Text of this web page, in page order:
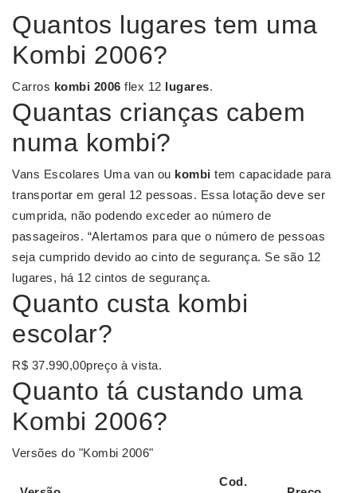
Quantos lugares tem uma
Kombi 2006?
Carros kombi 2006 flex 12 lugares.
Quantas crianças cabem
numa kombi?
Vans Escolares Uma van ou kombi tem capacidade para
transportar em geral 12 pessoas. Essa lotação deve ser
cumprida, não podendo exceder ao número de
passageiros. “Alertamos para que o número de pessoas
seja cumprido devido ao cinto de segurança. Se são 12
lugares, há 12 cintos de segurança.
Quanto custa kombi
escolar?
R$ 37.990,00preço à vista.
Quanto tá custando uma
Kombi 2006?
Versões do "Kombi 2006"
Cod.